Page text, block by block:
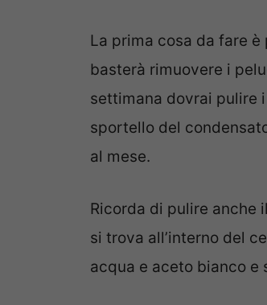
La prima cosa da fare è
basterà rimuovere i
settimana dovrai pulire
sportello del
al mese.
Ricorda di pulire anche il
si trova all’interno del
acqua e aceto bianco e